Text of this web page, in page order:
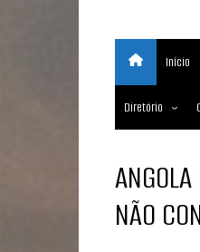
Início
Diretório
NÃO